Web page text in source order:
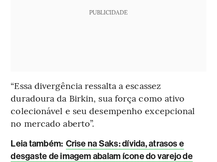
PUBLICIDADE
“Essa divergência ressalta a escassez
duradoura da Birkin, sua força como ativo
colecionável e seu desempenho excepcional
no mercado aberto”.
Leia também: Crise na Saks: dívida, atrasos e
desgaste de imagem abalam ícone do varejo de